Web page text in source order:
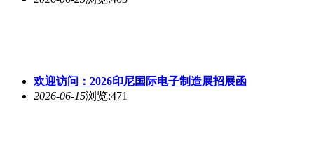
欢迎访问：2026印尼国际电子制造展招展函
2026-06-15浏览:471